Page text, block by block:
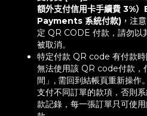
額外支付信用卡手續費 3%
Payments 系統付款) ，注意
定 QR CODE 付款，請勿以
被取消。
特定付款 QR code 有付款
無法使用該 QR code付款，
間」, 需回到結帳頁重新操
支付不同訂單的款項，否則
款記錄，每一張訂單只可使